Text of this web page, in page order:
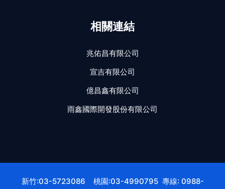
相關連結
兆佑昌有限公司
宣吉有限公司
億昌鑫有限公司
雨鑫國際開發股份有限公司
新竹:03-5723086 桃園:03-4990795 專線: 0988-